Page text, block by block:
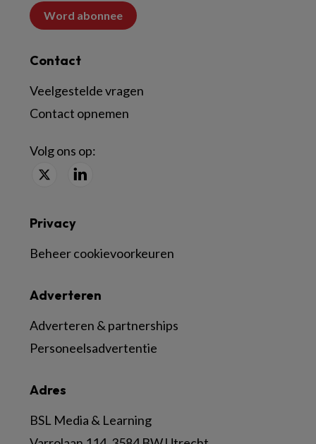
Word abonnee
Contact
Veelgestelde vragen
Contact opnemen
Volg ons op:
Adres
BSL Media & Learning
Adverteren
Adverteren & partnerships
Personeelsadvertentie
Privacy
Beheer cookievoorkeuren